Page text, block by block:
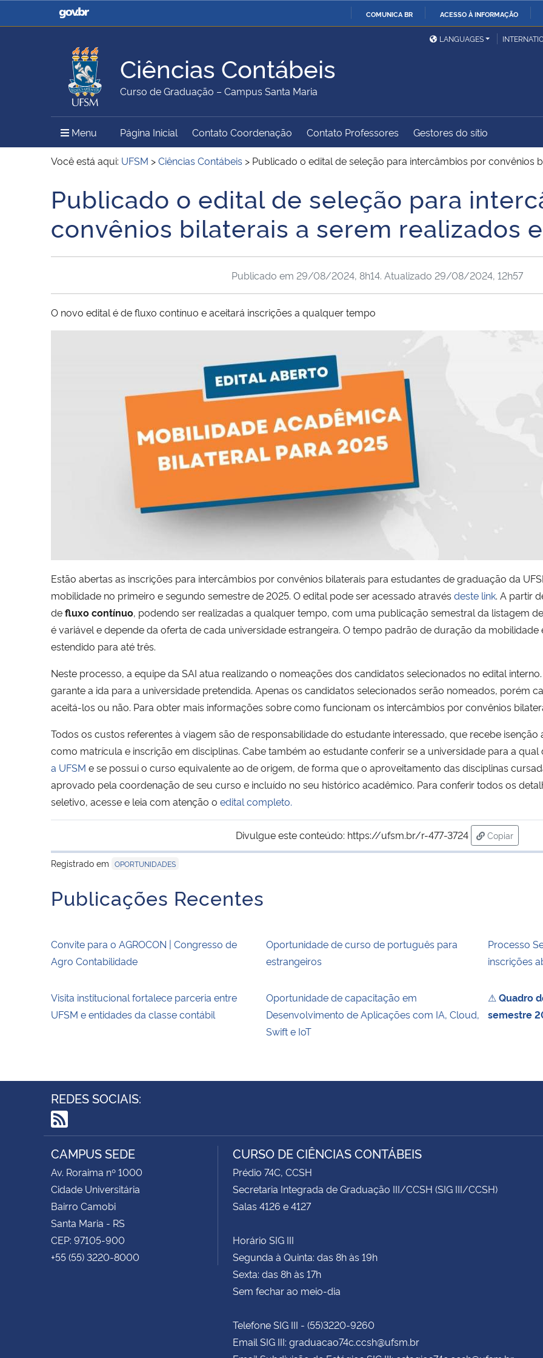
COMUNICA BR ACESSO À INFORMAÇÃO
Casa Civil
Ministério da Justiça e
Ministério da Defesa
Ministério das Relações
Exteriores
Ministério da Agricultura,
Pecuária e Abastecimento
Ministério da Educação Ministério da Cidadania
Ministério do Meio Ambiente Ministério do Turismo
Ministério do
Desenvolvimento Regional
Controladoria-Geral da
União
Secretaria de Governo
Gabinete de Segurança
Institucional
Advocacia-Geral da União Banco Central do Brasil
LANGUAGES
Ciências Contábeis
Curso de Graduação – Campus Santa Maria
Menu Menu Principal do Sítio
Página Inicial Contato Coordenação Contato Professores Gestores do sítio
Você está aqui: UFSM >Ciências Contábeis > Publicado o edital de seleção para intercâmbios por convênios
Início do conteúdo
Publicado o edital de seleção para
convênios bilaterais a serem realizados
Publicado em 29/08/2024, 8h14. Atualizado 29/08/2024, 12h57
O novo edital é de fluxo contínuo e aceitará inscrições a qualquer tempo
Estão abertas as inscrições para intercâmbios por convênios bilaterais para estudantes de graduação da
mobilidade no primeiro e segundo semestre de 2025. O edital pode ser acessado através deste link. A partir
defluxo contínuo, podendo ser realizadas a qualquer tempo, com uma publicação semestral da listagem
é variável e depende da oferta de cada universidade estrangeira. O tempo padrão de duração da
estendido para até três.
Neste processo, a equipe da SAI atua realizando o nomeações dos candidatos selecionados no edital
garante a ida para a universidade pretendida. Apenas os candidatos selecionados serão nomeados, porém
aceitá-los ou não. Para obter mais informações sobre como funcionam os intercâmbios por convênios
Todos os custos referentes à viagem são de responsabilidade do estudante interessado, que recebe isenção
como matrícula e inscrição em disciplinas. Cabe também ao estudante conferir se a universidade para a qual
a UFSM e se possui o curso equivalente ao de origem, de forma que o aproveitamento das disciplinas
aprovado pela coordenação de seu curso e incluído no seu histórico acadêmico. Para conferir todos os
seletivo, acesse e leia com atenção o edital completo.
Divulgue este conteúdo: https://ufsm.br/r-477-3724
Copiar
para área
Registrado em OPORTUNIDADES
Publicações Recentes
Convite para o AGROCON | Congresso de
Agro Contabilidade
Oportunidade de curso de português para
estrangeiros
Processo
inscrições
Visita institucional fortalece parceria entre
UFSM e entidades da classe contábil
Oportunidade de capacitação em
Desenvolvimento de Aplicações com IA, Cloud,
Swift e IoT
⚠Quadro
semestre
REDES SOCIAIS:
RSS
CAMPUS SEDE
Av. Roraima nº 1000
Cidade Universitária
Bairro Camobi
Santa Maria - RS
CEP: 97105-900
+55 (55) 3220-8000
CURSO DE CIÊNCIAS CONTÁBEIS
Prédio 74C, CCSH
Secretaria Integrada de Graduação III/CCSH (SIG III/CCSH)
Salas 4126 e 4127
Horário SIG III
Segunda à Quinta: das 8h às 19h
Sexta: das 8h às 17h
Sem fechar ao meio-dia
Telefone SIG III - (55)3220-9260
Email SIG III: graduacao74c.ccsh@ufsm.br